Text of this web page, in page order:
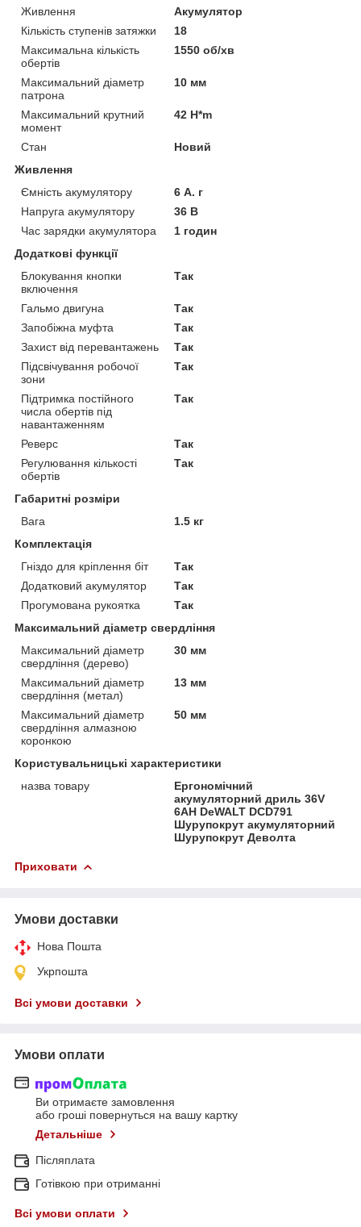
Живлення
Акумулятор
Кількість ступенів затяжки
18
Максимальна кількість
обертів
1550 об/хв
Максимальний діаметр
патрона
10 мм
Максимальний крутний
момент
42 H*m
Стан
Новий
Живлення
Ємність акумулятору
6 А. г
Напруга акумулятору
36 В
Час зарядки акумулятора
1 годин
Додаткові функції
Блокування кнопки
включення
Так
Гальмо двигуна
Так
Запобіжна муфта
Так
Захист від перевантажень
Так
Підсвічування робочої
зони
Так
Підтримка постійного
числа обертів під
навантаженням
Так
Реверс
Так
Регулювання кількості
обертів
Так
Габаритні розміри
Вага
1.5 кг
Комплектація
Гніздо для кріплення біт
Так
Додатковий акумулятор
Так
Прогумована рукоятка
Так
Максимальний діаметр свердління
Максимальний діаметр
свердління (дерево)
30 мм
Максимальний діаметр
свердління (метал)
13 мм
Максимальний діаметр
свердління алмазною
коронкою
50 мм
Користувальницькі характеристики
назва товару
Ергономічний
акумуляторний дриль 36V
6AH DeWALT DCD791
Шурупокрут акумуляторний
Шурупокрут Деволта
Приховати
Умови доставки
Нова Пошта
Укрпошта
Всі умови доставки
Умови оплати
Ви отримаєте замовлення
або гроші повернуться на вашу картку
Детальніше
Післяплата
Готівкою при отриманні
Всі умови оплати